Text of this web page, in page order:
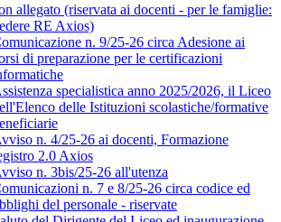
allegato (riservata ai docenti - per le famiglie:
RE Axios)
n. 9/25-26 circa Adesione ai
di preparazione per le certificazioni
specialistica anno 2025/2026, il Liceo
delle Istituzioni scolastiche/formative
n. 4/25-26 ai docenti, Formazione
2.0 Axios
n. 3bis/25-26 all'utenza
n. 7 e 8/25-26 circa codice ed
del personale - riservate